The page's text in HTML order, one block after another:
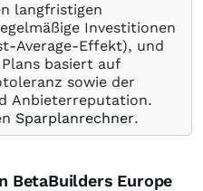
langfristigen
Investitionen
Average-Effekt), und
basiert auf
sowie der
Anbieterreputation.
Sparplanrechner.
BetaBuilders Europe